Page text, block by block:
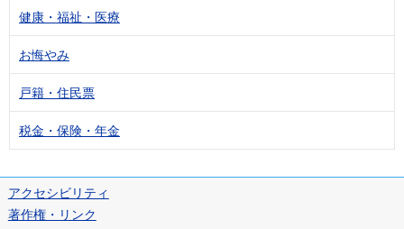
健康・福祉・医療
お悔やみ
戸籍・住民票
税金・保険・年金
アクセシビリティ
著作権・リンク